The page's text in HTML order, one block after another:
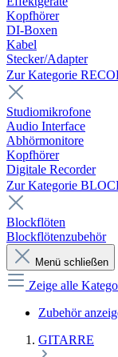
Kopfhörer
DI-Boxen
Kabel
Stecker/Adapter
Zur Kategorie
Studiomikrofone
Audio Interface
Abhörmonitore
Kopfhörer
Digitale Recorder
Zur Kategorie
Blockflöten
Blockflötenzubehör
Menü schließen
Zeige alle
Zubehör
GITARRE